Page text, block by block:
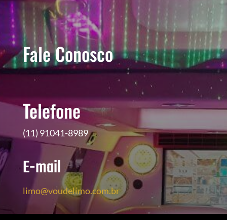
Fale Conosco
Telefone
(11) 91041-8989
E-mail
limo@voudelimo.com.br